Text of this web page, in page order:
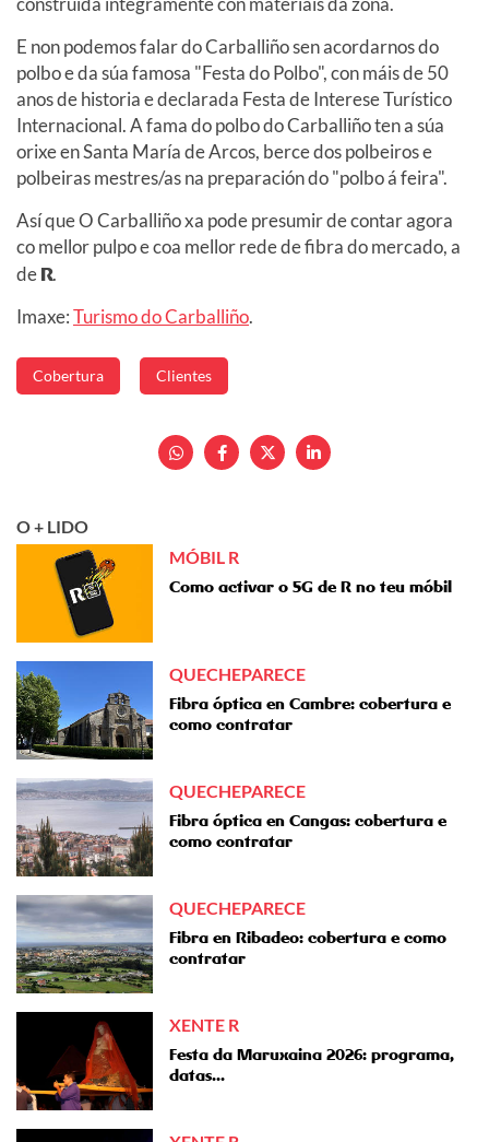
E non podemos falar do Carballiño sen acordarnos do
polbo e da súa famosa "Festa do Polbo", con máis de 50
anos de historia e declarada Festa de Interese Turístico
Internacional. A fama do polbo do Carballiño ten a súa
orixe en Santa María de Arcos, berce dos polbeiros e
polbeiras mestres/as na preparación do "polbo á feira".
Así que O Carballiño xa pode presumir de contar agora
co mellor pulpo e coa mellor rede de fibra do mercado, a
deR.
Imaxe:Turismo do Carballiño.
Cobertura Clientes
O + LIDO
MÓBIL R
Como activar o 5G de R no teu móbil
QUECHEPARECE
Fibra óptica en Cambre: cobertura e
como contratar
QUECHEPARECE
Fibra óptica en Cangas: cobertura e
como contratar
QUECHEPARECE
Fibra en Ribadeo: cobertura e como
contratar
XENTE R
Festa da Maruxaina 2026: programa,
datas...